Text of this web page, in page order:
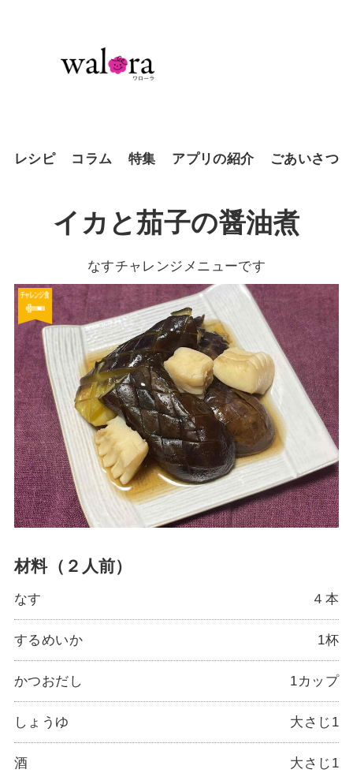
レシピ コラム 特集 アプリの紹介 ごあいさつ
イカと茄子の醤油煮
なすチャレンジメニューです
材料（２人前）
なす ４本
するめいか 1杯
かつおだし 1カップ
しょうゆ 大さじ1
酒 大さじ1